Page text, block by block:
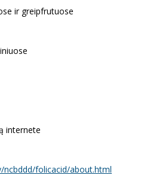
ir greipfrutuose
internete
ncbddd/folicacid/about.html